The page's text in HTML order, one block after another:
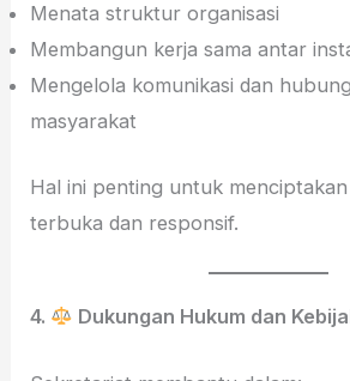
Menata struktur organisasi
Membangun kerja sama antar
Mengelola komunikasi dan
masyarakat
Hal ini penting untuk
terbuka dan responsif.
4. Dukungan Hukum dan